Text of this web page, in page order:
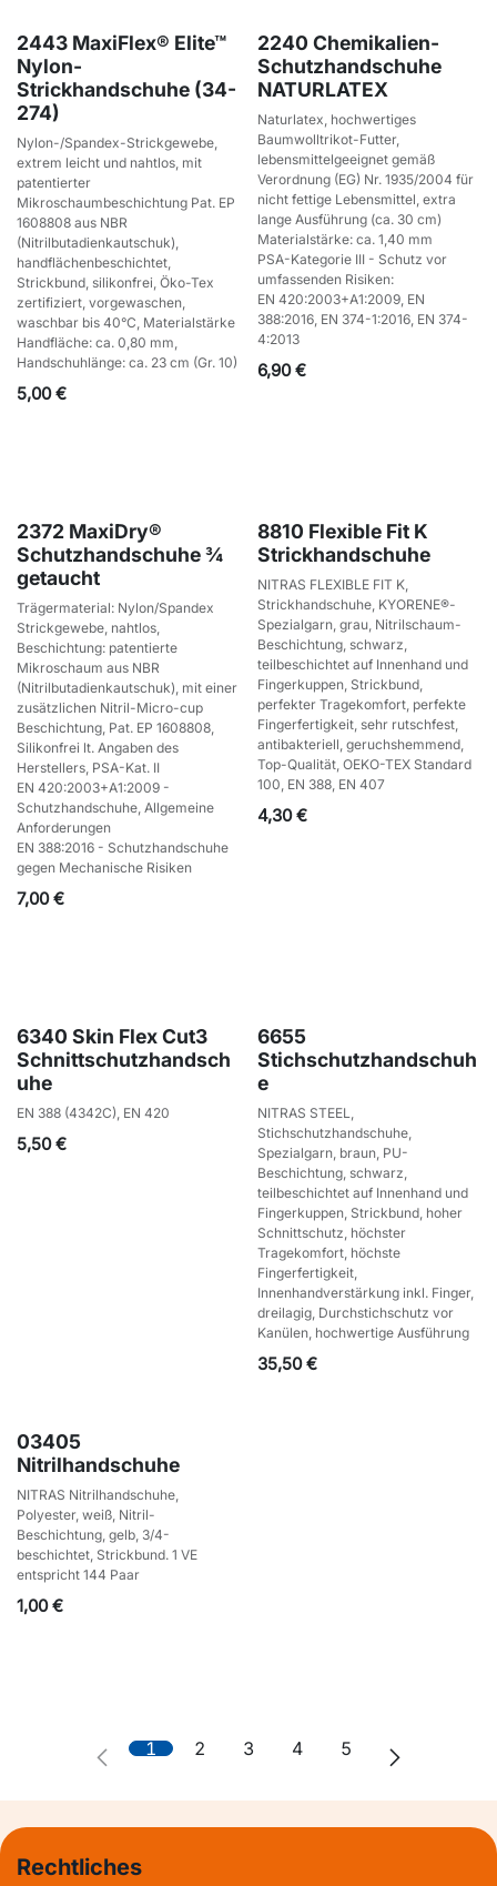
2443 MaxiFlex® Elite™
Nylon-
Strickhandschuhe (34-
274)
Nylon-/Spandex-Strickgewebe,
extrem leicht und nahtlos, mit
patentierter
Mikroschaumbeschichtung Pat. EP
1608808 aus NBR
(Nitrilbutadienkautschuk),
handflächenbeschichtet,
Strickbund, silikonfrei, Öko-Tex
zertifiziert, vorgewaschen,
waschbar bis 40°C, Materialstärke
Handfläche: ca. 0,80 mm,
Handschuhlänge: ca. 23 cm (Gr. 10)
5,00€
2240 Chemikalien-
Schutzhandschuhe
NATURLATEX
Naturlatex, hochwertiges
Baumwolltrikot-Futter,
lebensmittelgeeignet gemäß
Verordnung (EG) Nr. 1935/2004 für
nicht fettige Lebensmittel, extra
lange Ausführung (ca. 30 cm)
Materialstärke: ca. 1,40 mm
PSA-Kategorie III - Schutz vor
umfassenden Risiken:
EN 420:2003+A1:2009, EN
388:2016, EN 374-1:2016, EN 374-
4:2013
6,90€
2372 MaxiDry®
Schutzhandschuhe ¾
getaucht
Trägermaterial: Nylon/Spandex
Strickgewebe, nahtlos,
Beschichtung: patentierte
Mikroschaum aus NBR
(Nitrilbutadienkautschuk), mit einer
zusätzlichen Nitril-Micro-cup
Beschichtung, Pat. EP 1608808,
Silikonfrei lt. Angaben des
Herstellers, PSA-Kat. II
EN 420:2003+A1:2009 -
Schutzhandschuhe, Allgemeine
Anforderungen
EN 388:2016 - Schutzhandschuhe
gegen Mechanische Risiken
7,00€
8810 Flexible Fit K
Strickhandschuhe
NITRAS FLEXIBLE FIT K,
Strickhandschuhe, KYORENE®-
Spezialgarn, grau, Nitrilschaum-
Beschichtung, schwarz,
teilbeschichtet auf Innenhand und
Fingerkuppen, Strickbund,
perfekter Tragekomfort, perfekte
Fingerfertigkeit, sehr rutschfest,
antibakteriell, geruchshemmend,
Top-Qualität, OEKO-TEX Standard
100, EN 388, EN 407
4,30€
6340 Skin Flex Cut3
Schnittschutzhandsch
uhe
EN 388 (4342C), EN 420
5,50€
6655
Stichschutzhandschuh
e
NITRAS STEEL,
Stichschutzhandschuhe,
Spezialgarn, braun, PU-
Beschichtung, schwarz,
teilbeschichtet auf Innenhand und
Fingerkuppen, Strickbund, hoher
Schnittschutz, höchster
Tragekomfort, höchste
Fingerfertigkeit,
Innenhandverstärkung inkl. Finger,
dreilagig, Durchstichschutz vor
Kanülen, hochwertige Ausführung
35,50€
03405
Nitrilhandschuhe
NITRAS Nitrilhandschuhe,
Polyester, weiß, Nitril-
Beschichtung, gelb, 3/4-
beschichtet, Strickbund. 1 VE
entspricht 144 Paar
1,00€
1 2 3 4 5
Rechtliches